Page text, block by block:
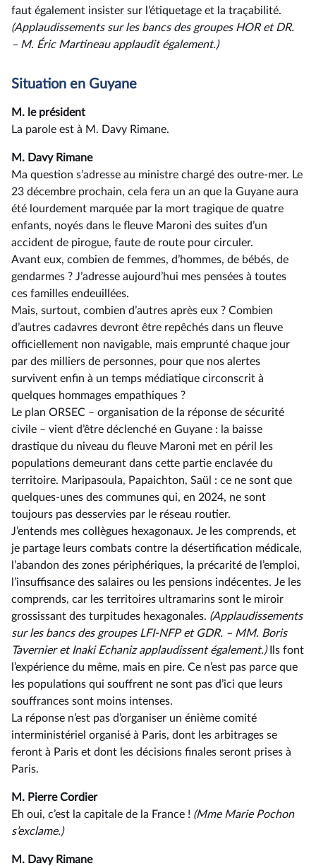
faut également insister sur l’étiquetage et la traçabilité.
(Applaudissements sur les bancs des groupes HOR et DR.
–⁠ M. Éric Martineau applaudit également.)
Situation en Guyane
M. le président
La parole est à M. Davy Rimane.
M. Davy Rimane
Ma question s’adresse au ministre chargé des outre-mer. Le
23 décembre prochain, cela fera un an que la Guyane aura
été lourdement marquée par la mort tragique de quatre
enfants, noyés dans le fleuve Maroni des suites d’un
accident de pirogue, faute de route pour circuler.
Avant eux, combien de femmes, d’hommes, de bébés, de
gendarmes ? J’adresse aujourd’hui mes pensées à toutes
ces familles endeuillées.
Mais, surtout, combien d’autres après eux ? Combien
d’autres cadavres devront être repêchés dans un fleuve
officiellement non navigable, mais emprunté chaque jour
par des milliers de personnes, pour que nos alertes
survivent enfin à un temps médiatique circonscrit à
quelques hommages empathiques ?
Le plan ORSEC –⁠ organisation de la réponse de sécurité
civile – vient d’être déclenché en Guyane : la baisse
drastique du niveau du fleuve Maroni met en péril les
populations demeurant dans cette partie enclavée du
territoire. Maripasoula, Papaichton, Saül : ce ne sont que
quelques-unes des communes qui, en 2024, ne sont
toujours pas desservies par le réseau routier.
J’entends mes collègues hexagonaux. Je les comprends, et
je partage leurs combats contre la désertification médicale,
l’abandon des zones périphériques, la précarité de l’emploi,
l’insuffisance des salaires ou les pensions indécentes. Je les
comprends, car les territoires ultramarins sont le miroir
grossissant des turpitudes hexagonales. (Applaudissements
sur les bancs des groupes LFI-NFP et GDR. –⁠ MM. Boris
Tavernier et Inaki Echaniz applaudissent également.)
Ils font
l’expérience du même, mais en pire. Ce n’est pas parce que
les populations qui souffrent ne sont pas d’ici que leurs
souffrances sont moins intenses.
La réponse n’est pas d’organiser un énième comité
interministériel organisé à Paris, dont les arbitrages se
feront à Paris et dont les décisions finales seront prises à
Paris.
M. Pierre Cordier
Eh oui, c’est la capitale de la France ! (Mme Marie Pochon
s’exclame.)
M. Davy Rimane